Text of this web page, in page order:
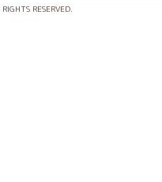
RESERVED.